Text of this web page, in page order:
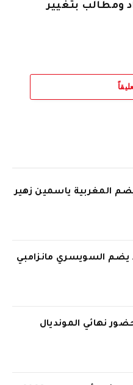
ومطالب بتغيير
المغربية ياسمين زهير
يضم السويسري مانزامبي
نهائي المونديال